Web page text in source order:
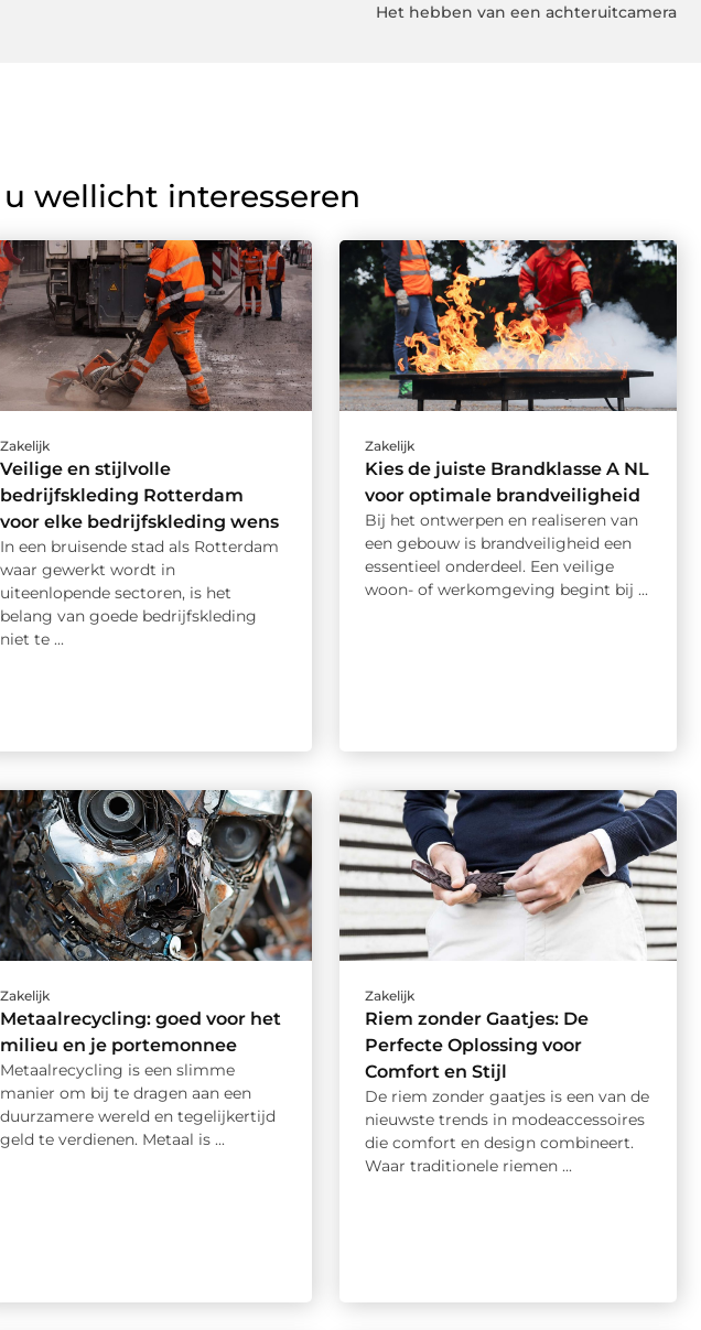
Het hebben van een achteruitcamera
wellicht interesseren
Zakelijk
Veilige en stijlvolle
bedrijfskleding Rotterdam
voor elke bedrijfskleding wens
In een bruisende stad als Rotterdam
waar gewerkt wordt in
uiteenlopende sectoren, is het
belang van goede bedrijfskleding
niet te ...
Zakelijk
Kies de juiste Brandklasse A NL
voor optimale brandveiligheid
Bij het ontwerpen en realiseren van
een gebouw is brandveiligheid een
essentieel onderdeel. Een veilige
woon- of werkomgeving begint bij ...
Zakelijk
Metaalrecycling: goed voor het
milieu en je portemonnee
Metaalrecycling is een slimme
manier om bij te dragen aan een
duurzamere wereld en tegelijkertijd
geld te verdienen. Metaal is ...
Zakelijk
Riem zonder Gaatjes: De
Perfecte Oplossing voor
Comfort en Stijl
De riem zonder gaatjes is een van de
nieuwste trends in modeaccessoires
die comfort en design combineert.
Waar traditionele riemen ...